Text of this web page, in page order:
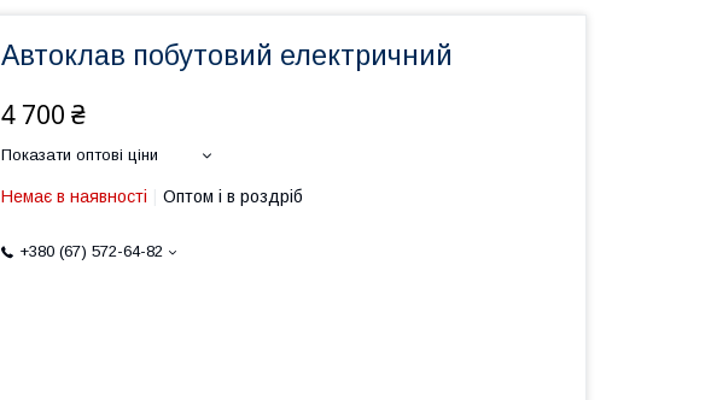
Автоклав побутовий електричний
4 700 ₴
Показати оптові ціни
Немає в наявності Оптом і в роздріб
+380 (67) 572-64-82